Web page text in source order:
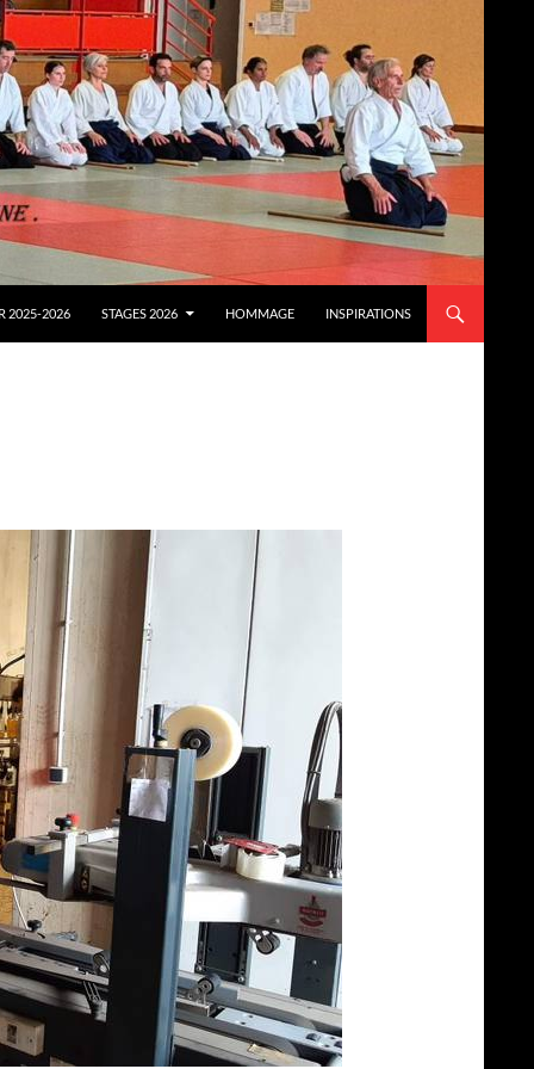
2025-2026 STAGES 2026 HOMMAGE INSPIRATIONS